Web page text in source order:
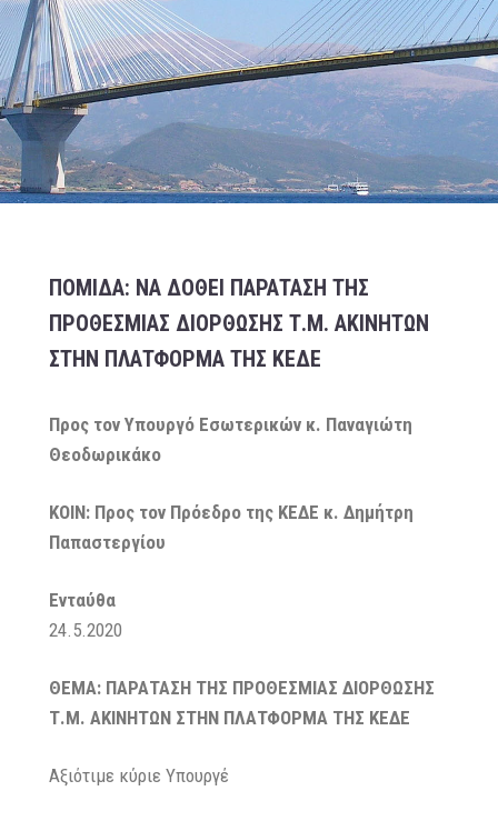
ΠΟΜΙΔΑ: ΝΑ ΔΟΘΕΙ ΠΑΡΑΤΑΣΗ ΤΗΣ
ΠΡΟΘΕΣΜΙΑΣ ΔΙΟΡΘΩΣΗΣ Τ.Μ. ΑΚΙΝΗΤΩΝ
ΣΤΗΝ ΠΛΑΤΦΟΡΜΑ ΤΗΣ ΚΕΔΕ
Προς τον Υπουργό Εσωτερικών κ. Παναγιώτη
Θεοδωρικάκο
ΚΟΙΝ: Προς τον Πρόεδρο της ΚΕΔΕ κ. Δημήτρη
Παπαστεργίου
Ενταύθα
24.5.2020
ΘΕΜΑ: ΠΑΡΑΤΑΣΗ ΤΗΣ ΠΡΟΘΕΣΜΙΑΣ ΔΙΟΡΘΩΣΗΣ
Τ.Μ. ΑΚΙΝΗΤΩΝ ΣΤΗΝ ΠΛΑΤΦΟΡΜΑ ΤΗΣ ΚΕΔΕ
Αξιότιμε κύριε Υπουργέ